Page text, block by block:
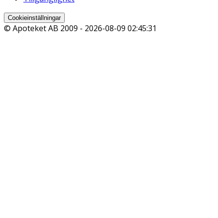
Cookieinställningar
© Apoteket AB 2009 - 2026-08-09 02:45:31